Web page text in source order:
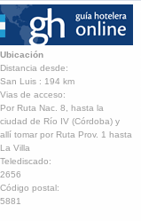
Ubicación
Distancia desde:
San Luis : 194 km
Vias de acceso:
Por Ruta Nac. 8, hasta la
ciudad de Río IV (Córdoba) y
allí tomar por Ruta Prov. 1 hasta
La Villa
Telediscado:
2656
Código postal:
5881